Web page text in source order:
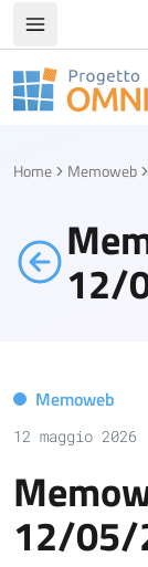
Apri/chiudi
Progetto Omnia
Home Memoweb
12/
Memoweb
12 maggio 2026
12/05/